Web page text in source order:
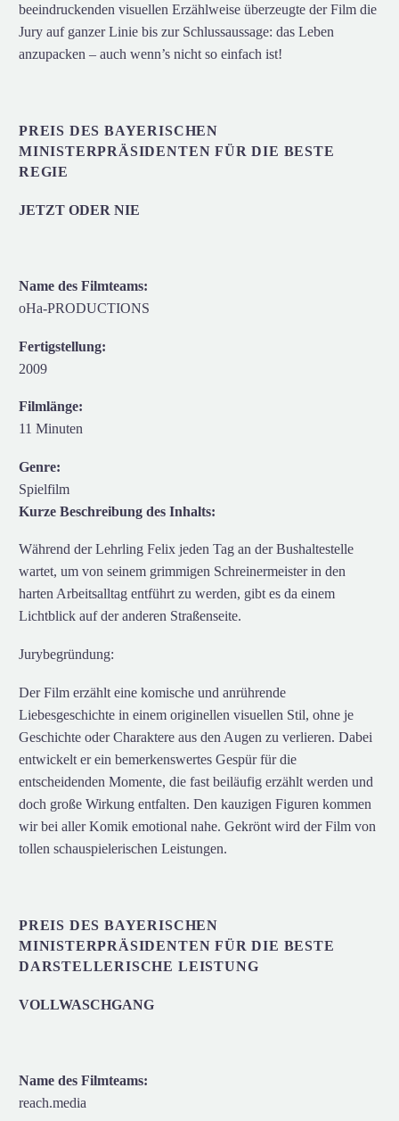
beeindruckenden visuellen Erzählweise überzeugte der Film die
Jury auf ganzer Linie bis zur Schlussaussage: das Leben
anzupacken – auch wenn’s nicht so einfach ist!
PREIS DES BAYERISCHEN
MINISTERPRÄSIDENTEN FÜR DIE BESTE
REGIE
JETZT ODER NIE
Name des Filmteams:
oHa-PRODUCTIONS
Fertigstellung:
2009
Filmlänge:
11 Minuten
Genre:
Spielfilm
Kurze Beschreibung des Inhalts:
Während der Lehrling Felix jeden Tag an der Bushaltestelle
wartet, um von seinem grimmigen Schreinermeister in den
harten Arbeitsalltag entführt zu werden, gibt es da einem
Lichtblick auf der anderen Straßenseite.
Jurybegründung:
Der Film erzählt eine komische und anrührende
Liebesgeschichte in einem originellen visuellen Stil, ohne je
Geschichte oder Charaktere aus den Augen zu verlieren. Dabei
entwickelt er ein bemerkenswertes Gespür für die
entscheidenden Momente, die fast beiläufig erzählt werden und
doch große Wirkung entfalten. Den kauzigen Figuren kommen
wir bei aller Komik emotional nahe. Gekrönt wird der Film von
tollen schauspielerischen Leistungen.
PREIS DES BAYERISCHEN
MINISTERPRÄSIDENTEN FÜR DIE BESTE
DARSTELLERISCHE LEISTUNG
VOLLWASCHGANG
Name des Filmteams:
reach.media